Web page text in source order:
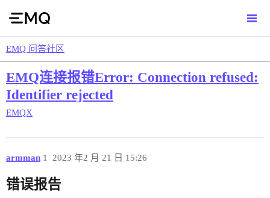
EMQ 问答社区
EMQ连接报错Error: Connection refused:
Identifier rejected
EMQX
armman 2023 年2 月 21 日 15:26
1
错误报告